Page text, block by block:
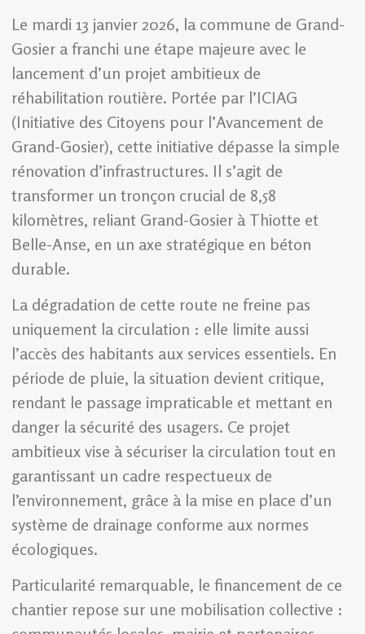
Le mardi 13 janvier 2026, la commune de Grand-
Gosier a franchi une étape majeure avec le
lancement d’un projet ambitieux de
réhabilitation routière. Portée par l’ICIAG
(Initiative des Citoyens pour l’Avancement de
Grand-Gosier), cette initiative dépasse la simple
rénovation d’infrastructures. Il s’agit de
transformer un tronçon crucial de 8,58
kilomètres, reliant Grand-Gosier à Thiotte et
Belle-Anse, en un axe stratégique en béton
durable.
La dégradation de cette route ne freine pas
uniquement la circulation : elle limite aussi
l’accès des habitants aux services essentiels. En
période de pluie, la situation devient critique,
rendant le passage impraticable et mettant en
danger la sécurité des usagers. Ce projet
ambitieux vise à sécuriser la circulation tout en
garantissant un cadre respectueux de
l’environnement, grâce à la mise en place d’un
système de drainage conforme aux normes
écologiques.
Particularité remarquable, le financement de ce
chantier repose sur une mobilisation collective :